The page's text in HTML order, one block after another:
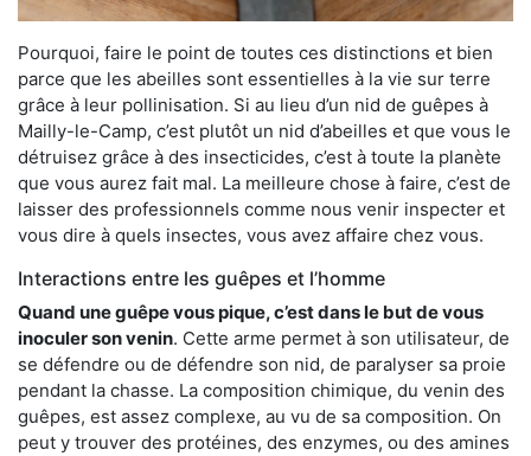
Pourquoi, faire le point de toutes ces distinctions et bien
parce que les abeilles sont essentielles à la vie sur terre
grâce à leur pollinisation. Si au lieu d’un nid de guêpes à
Mailly-le-Camp, c’est plutôt un nid d’abeilles et que vous le
détruisez grâce à des insecticides, c’est à toute la planète
que vous aurez fait mal. La meilleure chose à faire, c’est de
laisser des professionnels comme nous venir inspecter et
vous dire à quels insectes, vous avez affaire chez vous.
Interactions entre les guêpes et l’homme
Quand une guêpe vous pique, c’est dans le but de vous
inoculer son venin. Cette arme permet à son utilisateur, de
se défendre ou de défendre son nid, de paralyser sa proie
pendant la chasse. La composition chimique, du venin des
guêpes, est assez complexe, au vu de sa composition. On
peut y trouver des protéines, des enzymes, ou des amines